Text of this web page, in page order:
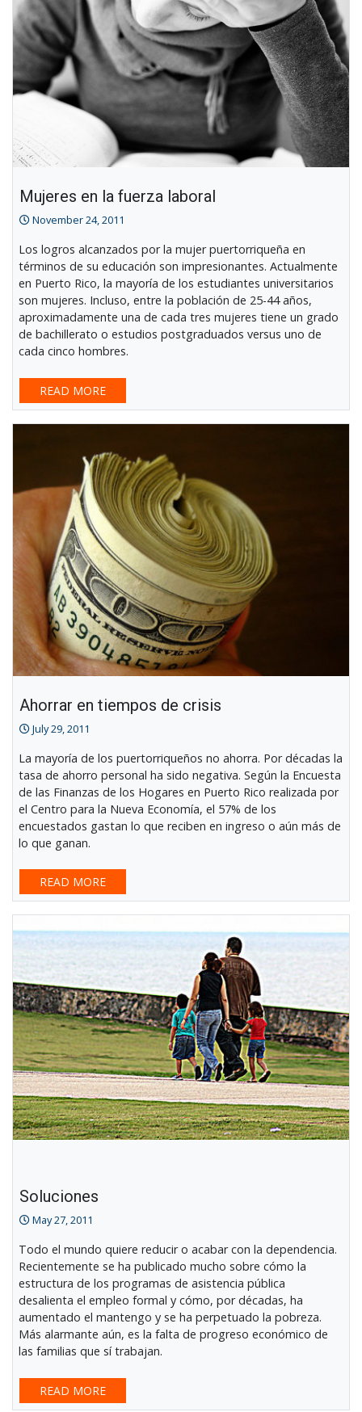
Mujeres en la fuerza laboral
November 24, 2011
Los logros alcanzados por la mujer puertorriqueña en
términos de su educación son impresionantes. Actualmente
en Puerto Rico, la mayoría de los estudiantes universitarios
son mujeres. Incluso, entre la población de 25-44 años,
aproximadamente una de cada tres mujeres tiene un grado
de bachillerato o estudios postgraduados versus uno de
cada cinco hombres.
READ MORE
Ahorrar en tiempos de crisis
July 29, 2011
La mayoría de los puertorriqueños no ahorra. Por décadas la
tasa de ahorro personal ha sido negativa. Según la Encuesta
de las Finanzas de los Hogares en Puerto Rico realizada por
el Centro para la Nueva Economía, el 57% de los
encuestados gastan lo que reciben en ingreso o aún más de
lo que ganan.
READ MORE
Soluciones
May 27, 2011
Todo el mundo quiere reducir o acabar con la dependencia.
Recientemente se ha publicado mucho sobre cómo la
estructura de los programas de asistencia pública
desalienta el empleo formal y cómo, por décadas, ha
aumentado el mantengo y se ha perpetuado la pobreza.
Más alarmante aún, es la falta de progreso económico de
las familias que sí trabajan.
READ MORE